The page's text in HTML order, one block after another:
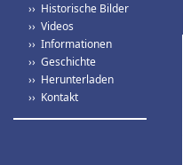
›› Historische Bilder
›› Videos
›› Informationen
›› Geschichte
›› Herunterladen
›› Kontakt